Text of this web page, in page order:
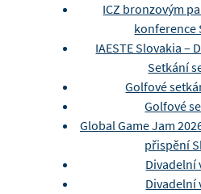
ICZ bronzovým
konference
IAESTE Slovakia –
Setkání
Golfové
Golfové
Global Game Jam
přispění
Divadelní
Divadelní